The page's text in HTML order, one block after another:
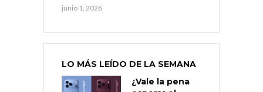
junio 1, 2026
LO MÁS LEÍDO DE LA SEMANA
¿Vale la pena